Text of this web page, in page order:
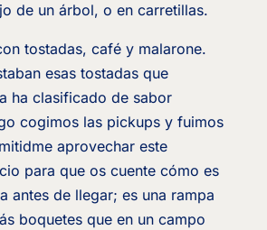
de un árbol, o en carretillas.
tostadas, café y malarone.
esas tostadas que
ha clasificado de sabor
cogimos las pickups y fuimos
aprovechar este
para que os cuente cómo es
antes de llegar; es una rampa
boquetes que en un campo